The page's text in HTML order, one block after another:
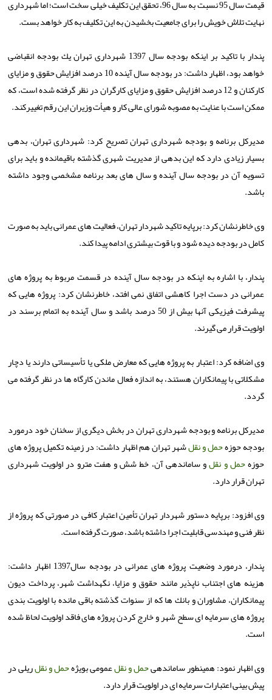
قیمت سال 95 نسبت به سال 96، تحقق این تكلیف خیلی سخت است؛ اما شهرداری
نهایت تلاش خویش را برای جامعیت بخشیدن به این تكلیف به كار خواهد بست.
پندار با تاكید بر اینكه بودجه سال 1397 شهرداری تهران یك بودجه انقباضی
خواهد بود، اظهار داشت: در بودجه سال آینده 10 درصد افزایش حقوق و مزایای
كاركنان و 12 درصد افزایش حقوق و مزایای كارگران در نظر گرفته شده است، كه
ممكن است با عنایت به مصوبه شورای عالی كار و هیأت وزیران این رقم تغییركند.
مدیركل برنامه و بودجه شهرداری تهران تصریح كرد: شهرداری تهران، بدهی
بسیار زیادی دارد كه این بدهی از مدیریت شهری گذشته باقیمانده و باید برای
تسویه آن در بودجه سال آینده و سال های بعد برنامه مشخصی وجود داشته
باشد.
وی خاطرنشان كرد: برپایه تاكید شهردار تهران، فعالیت های عمرانی باید به صورت
كامل در بودجه دیده شود و با قوت بیشتری ادامه پیدا كند.
پندار، با اشاره به اینكه در بودجه سال آینده در قسمت مربوط به پروژه های
عمرانی در دست اجرا كاهشی اتفاق نمی افتد، خاطرنشان كرد: پروژه هایی كه
پیشرفت فیزیكی آنها بیش از 50 درصد باشد و سال آینده به اتمام برسند در
اولویت قرار می گیرند.
وی اضافه كرد: اعتبار به پروژه هایی كه معارض ملكی یا تأسیساتی دارند یا دچار
مشكلاتی با پیمانكاران هستند، به اندازه فعال ماندن كارگاه ها در نظر گرفته می
گردد.
مدیركل برنامه و بودجه شهرداری تهران در بخش دیگری از سخنان خود درمورد
بودجه حوزهحمل و نقلشهر تهران هم اظهار داشت: در زمینه تكمیل پروژه های
حوزهحمل و نقلو ساماندهی آن، خط شش و هفت مترو در اولویت شهرداری
تهران قرار دارد.
وی افزود: برپایه دستور شهردار تهران تأمین اعتبار كافی در صورتی كه پروژه از
نظر فنی و مهندسی قابلیت اجرا داشته باشد، صورت گرفته است.
پندار، درمورد وضعیت پروژه های عمرانی در بودجه سال1397 اظهار داشت:
هزینه های اجتناب ناپذیر مانند حقوق و مزایا، نگهداشت شهر، پرداخت دیون
پیمانكاران، مشاوران و بانك ها كه از سنوات گذشته باقی مانده با اولویت بندی
پروژه های سرمایه ای سطح شهر و خارج كردن پروژه های فاقد اولویت لحاظ شده
است.
وی اظهار نمود: همینطور ساماندهیحمل و نقلعمومی بویژهحمل و نقلریلی در
پیش بینی اعتبارات سرمایه ای در اولویت قرار دارد.